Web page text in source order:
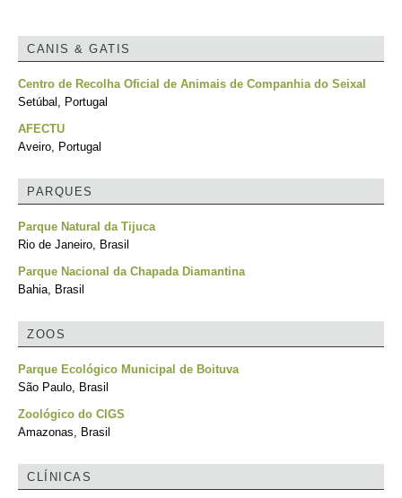
CANIS & GATIS
Centro de Recolha Oficial de Animais de Companhia do Seixal
Setúbal, Portugal
AFECTU
Aveiro, Portugal
PARQUES
Parque Natural da Tijuca
Rio de Janeiro, Brasil
Parque Nacional da Chapada Diamantina
Bahia, Brasil
ZOOS
Parque Ecológico Municipal de Boituva
São Paulo, Brasil
Zoológico do CIGS
Amazonas, Brasil
CLÍNICAS